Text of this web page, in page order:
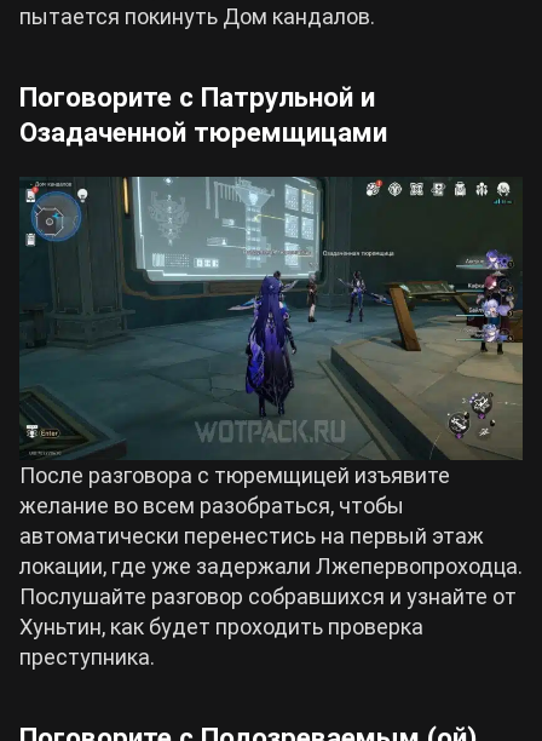
пытается покинуть Дом кандалов.
Поговорите с Патрульной и
Озадаченной тюремщицами
После разговора с тюремщицей изъявите
желание во всем разобраться, чтобы
автоматически перенестись на первый этаж
локации, где уже задержали Лжепервопроходца.
Послушайте разговор собравшихся и узнайте от
Хуньтин, как будет проходить проверка
преступника.